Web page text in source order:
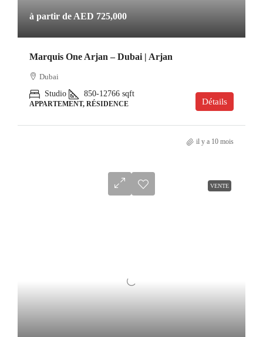
à partir de AED 725,000
Marquis One Arjan – Dubai | Arjan
Dubai
Studio
850-12766 sqft
APPARTEMENT, RÉSIDENCE Détails
il y a 10 mois
VENTE